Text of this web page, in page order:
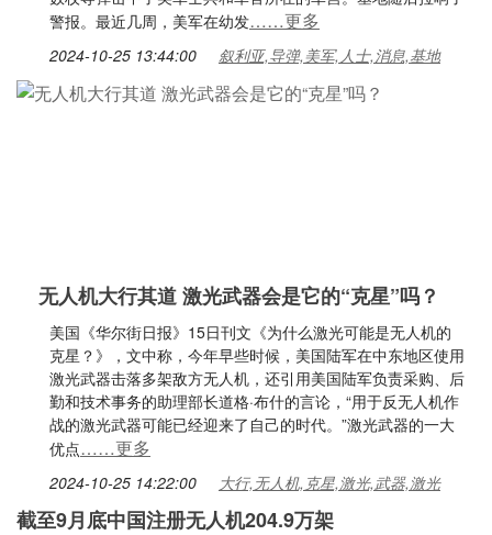
警报。最近几周，美军在幼发……更多
2024-10-25 13:44:00 叙利亚,导弹,美军,人士,消息,基地
无人机大行其道 激光武器会是它的“克星”吗？
美国《华尔街日报》15日刊文《为什么激光可能是无人机的
克星？》，文中称，今年早些时候，美国陆军在中东地区使用
激光武器击落多架敌方无人机，还引用美国陆军负责采购、后
勤和技术事务的助理部长道格·布什的言论，“用于反无人机作
战的激光武器可能已经迎来了自己的时代。”激光武器的一大
优点……更多
2024-10-25 14:22:00 大行,无人机,克星,激光,武器,激光
截至9月底中国注册无人机204.9万架